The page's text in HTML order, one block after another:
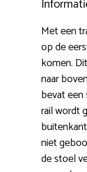
Met een
op de
komen.
naar
bevat een
rail wordt
niet
de stoel